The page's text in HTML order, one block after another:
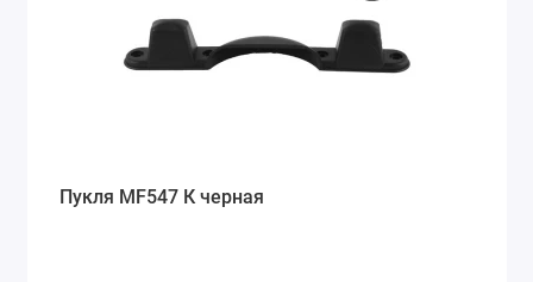
Пукля MF547 К черная